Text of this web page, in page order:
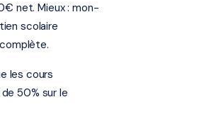
net. Mieux : mon-
scolaire
les cours
50% sur le